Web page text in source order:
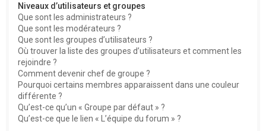
Niveaux d’utilisateurs et groupes
Que sont les administrateurs ?
Que sont les modérateurs ?
Que sont les groupes d’utilisateurs ?
Où trouver la liste des groupes d’utilisateurs et comment les
rejoindre ?
Comment devenir chef de groupe ?
Pourquoi certains membres apparaissent dans une couleur
différente ?
Qu’est-ce qu’un « Groupe par défaut » ?
Qu’est-ce que le lien « L’équipe du forum » ?